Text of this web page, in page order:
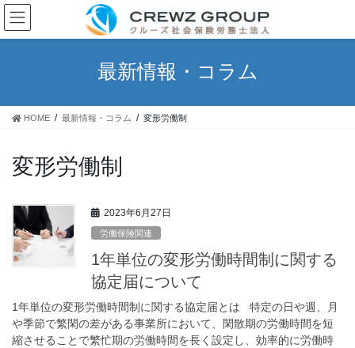
コ
ン
テ
ス
ナ
ビ
ゲ
ン
最新情報・コラム
HOME 最新情報・コラム 変形労働制
変形労働制
2023年6月27日
労働保険関連
1年単位の変形労働時間制に関する
協定届について
1年単位の変形労働時間制に関する協定届とは 特定の日や週、月
や季節で繁閑の差がある事業所において、閑散期の労働時間を短
縮させることで繁忙期の労働時間を長く設定し、効率的に労働時